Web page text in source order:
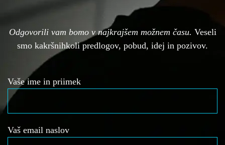
Odgovorili vam bomo v najkrajšem možnem času. Veseli
smo kakršnihkoli predlogov, pobud, idej in pozivov.
Vaše ime in priimek
Vaš email naslov